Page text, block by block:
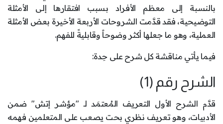
بالنسبة إلى معظم الأفراد بسبب افتقارها إلى الأمثلة
التوضيحية، فقد قدَّمت الشروحات الأربعة الأخيرة بعض الأمثلة
العملية، وهو ما جعلها أكثر وضوحاً وقابليةً للفهم.
فيما يأتي مناقشة كل شرح على حِدة:
الشرح رقم (1)
قدَّم الشرح الأول التعريف المُعتمَد لـ "مؤشر إتش" ضمن
الأدبيات، وهو تعريف نظري بحت يصعب على المتعلمين فهمه